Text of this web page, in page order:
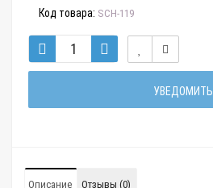
Код товара: SCH-119
УВЕДОМИТЬ
Описание Отзывы (0)